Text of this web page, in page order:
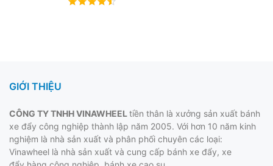
GIỚI THIỆU
CÔNG TY TNHH VINAWHEELtiền thân là xưởng sản xuất bánh
xe đẩy công nghiệp thành lập năm 2005. Với hơn 10 năm kinh
nghiệm là nhà sản xuất và phân phối chuyên các loại:
Vinawheel là nhà sản xuất và cung cấp bánh xe đẩy, xe